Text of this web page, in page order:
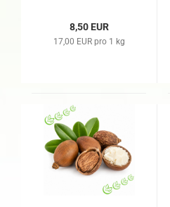
8,50 EUR
17,00 EUR pro 1 kg